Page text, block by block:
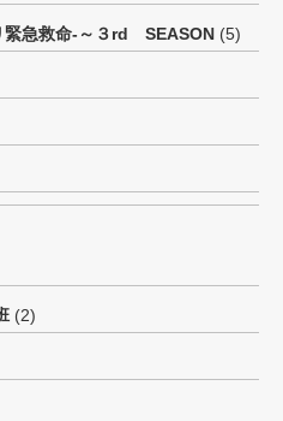
緊急救命-～３rd SEASON (5)
(2)